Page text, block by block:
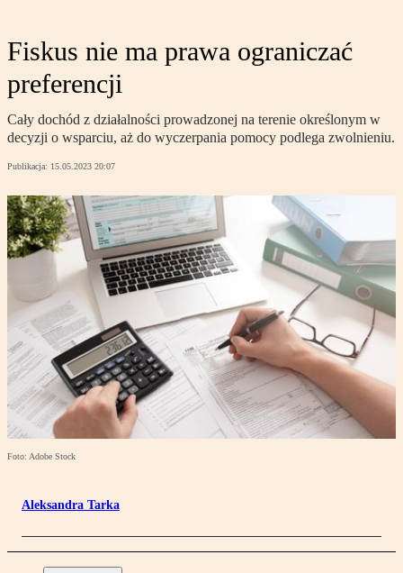
Fiskus nie ma prawa ograniczać
preferencji
Cały dochód z działalności prowadzonej na terenie określonym w
decyzji o wsparciu, aż do wyczerpania pomocy podlega zwolnieniu.
Publikacja: 15.05.2023 20:07
Foto: Adobe Stock
Aleksandra Tarka